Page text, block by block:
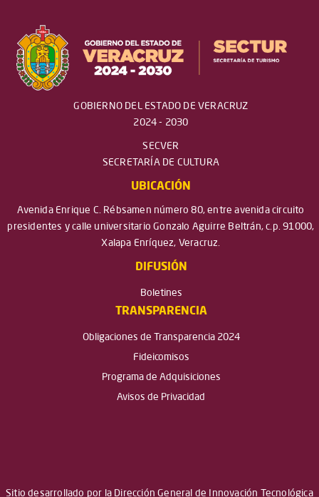
GOBIERNO DEL ESTADO DE VERACRUZ
2024 - 2030
SECVER
SECRETARÍA DE CULTURA
UBICACIÓN
Avenida Enrique C. Rébsamen número 80, entre avenida circuito
presidentes y calle universitario Gonzalo Aguirre Beltrán, c.p. 91000,
Xalapa Enríquez, Veracruz.
DIFUSIÓN
Boletines
TRANSPARENCIA
Obligaciones de Transparencia 2024
Fideicomisos
Programa de Adquisiciones
Avisos de Privacidad
Sitio desarrollado por la Dirección General de Innovación Tecnológica